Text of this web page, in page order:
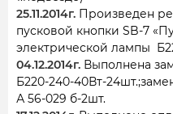
25.11.2014г. Произведен
пусковой кнопки SB-7
электрической лампы
04.12.2014г. Выполнена
Б220-240-40Вт-
А 56-029 б-2шт.